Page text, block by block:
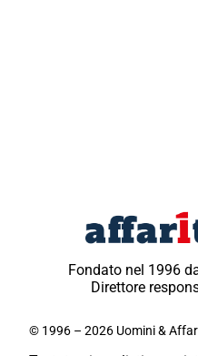
Fondato nel 1996
Direttore
© 1996 – 2026 Uomini &